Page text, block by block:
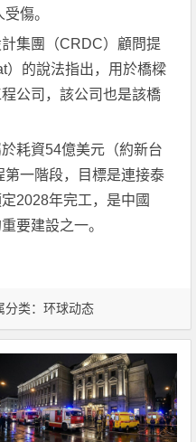
傷。
集團（CRDC）顧問提
）的說法指出，用於橋樑
公司，該公司也是該橋
耗資54億美元（約新台
一階段，目標是連接泰
2028年完工，是中國
要建設之一。
分类：环球动态